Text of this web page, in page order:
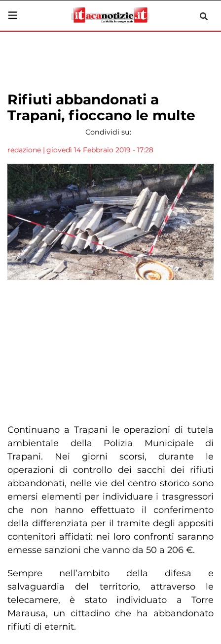
Rifiuti abbandonati a
Trapani, fioccano le multe
Condividi su:
redazione | giovedì 14 Febbraio 2019 - 17:28
Continuano a Trapani le operazioni di tutela
ambientale della Polizia Municipale di
Trapani. Nei giorni scorsi, durante le
operazioni di controllo dei sacchi dei rifiuti
abbandonati, nelle vie del centro storico sono
emersi elementi per individuare i trasgressori
che non hanno effettuato il conferimento
della differenziata per il tramite degli appositi
contenitori affidati: nei loro confronti saranno
emesse sanzioni che vanno da 50 a 206 €.
Sempre nell’ambito della difesa e
salvaguardia del territorio, attraverso le
telecamere, è stato individuato a Torre
Marausa, un cittadino che ha abbandonato
rifiuti di eternit.